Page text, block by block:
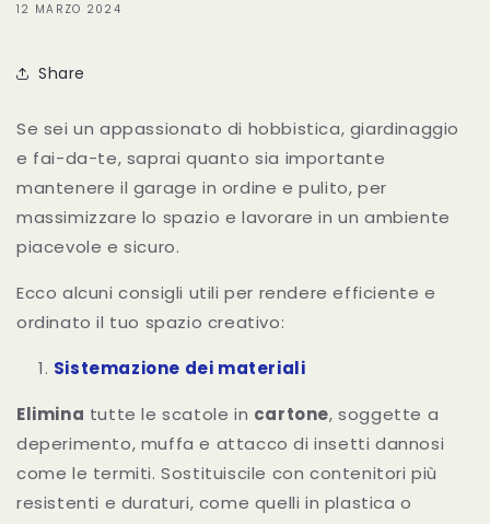
12 MARZO 2024
Share
Se sei un appassionato di hobbistica, giardinaggio
e fai-da-te, saprai quanto sia importante
mantenere il garage in ordine e pulito, per
massimizzare lo spazio e lavorare in un ambiente
piacevole e sicuro.
Ecco alcuni consigli utili per rendere efficiente e
ordinato il tuo spazio creativo:
Sistemazione dei materiali
Elimina tutte le scatole in cartone, soggette a
deperimento, muffa e attacco di insetti dannosi
come le termiti. Sostituiscile con contenitori più
resistenti e duraturi, come quelli in plastica o